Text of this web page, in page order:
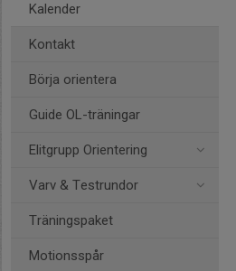
Kalender
Kontakt
Börja orientera
Guide OL-träningar
Elitgrupp Orientering
Varv & Testrundor
Träningspaket
Motionsspår